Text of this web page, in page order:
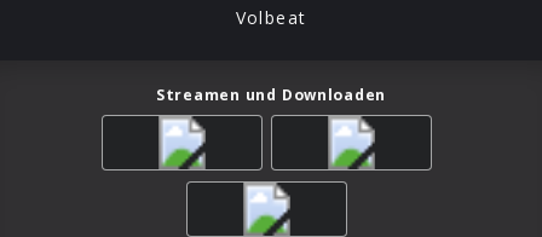
Volbeat
Streamen und Downloaden